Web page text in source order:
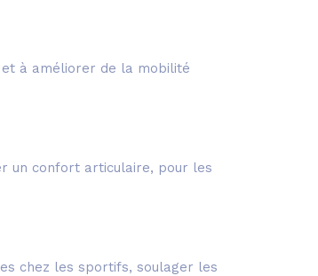
à améliorer de la mobilité
un confort articulaire, pour les
chez les sportifs, soulager les